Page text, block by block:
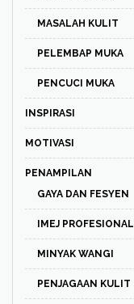
MASALAH KULIT
PELEMBAP MUKA
PENCUCI MUKA
INSPIRASI
MOTIVASI
PENAMPILAN
GAYA DAN FESYEN
IMEJ PROFESIONAL
MINYAK WANGI
PENJAGAAN KULIT